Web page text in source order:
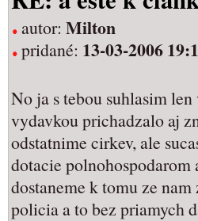
autor: Milton
pridané: 13-03-2006
No ja s tebou suhlasim
vydavkou prichadzalo aj
odstatnime cirkev, ale
dotacie
dostaneme k tomu ze
policia a to bez priamych